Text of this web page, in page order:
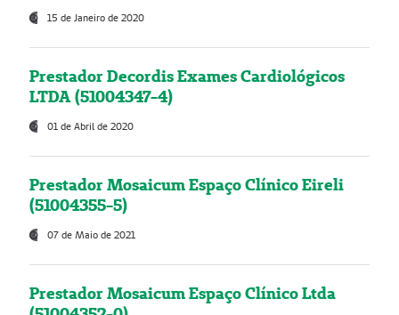
15 de Janeiro de 2020
Prestador Decordis Exames Cardiológicos
LTDA (51004347-4)
01 de Abril de 2020
Prestador Mosaicum Espaço Clínico Eireli
(51004355-5)
07 de Maio de 2021
Prestador Mosaicum Espaço Clínico Ltda